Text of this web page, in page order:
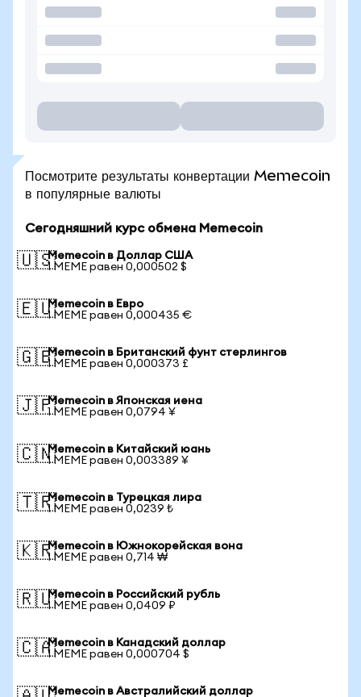
Посмотрите результаты конвертации Memecoin
в популярные валюты
Сегодняшний курс обмена Memecoin
🇺🇸Memecoin в Доллар США
1 MEME равен 0,000502 $
🇪🇺Memecoin в Евро
1 MEME равен 0,000435 €
🇬🇧Memecoin в Британский фунт стерлингов
1 MEME равен 0,000373 £
🇯🇵Memecoin в Японская иена
1 MEME равен 0,0794 ¥
🇨🇳Memecoin в Китайский юань
1 MEME равен 0,003389 ¥
🇹🇷Memecoin в Турецкая лира
1 MEME равен 0,0239 ₺
🇰🇷Memecoin в Южнокорейская вона
1 MEME равен 0,714 ₩
🇷🇺Memecoin в Российский рубль
1 MEME равен 0,0409 ₽
🇨🇦Memecoin в Канадский доллар
1 MEME равен 0,000704 $
Memecoin в Австралийский доллар